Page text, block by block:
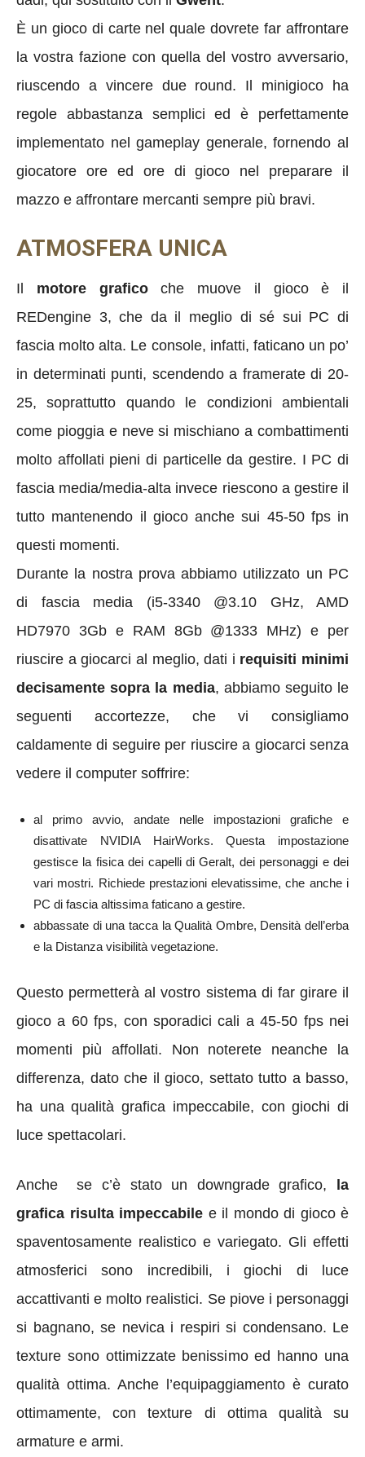
È un gioco di carte nel quale dovrete far affrontare
la vostra fazione con quella del vostro avversario,
riuscendo a vincere due round. Il minigioco ha
regole abbastanza semplici ed è perfettamente
implementato nel gameplay generale, fornendo al
giocatore ore ed ore di gioco nel preparare il
mazzo e affrontare mercanti sempre più bravi.
ATMOSFERA UNICA
Il motore graficoche muove il gioco è il
REDengine 3, che da il meglio di sé sui PC di
fascia molto alta. Le console, infatti, faticano un po’
in determinati punti, scendendo a framerate di 20-
25, soprattutto quando le condizioni ambientali
come pioggia e neve si mischiano a combattimenti
molto affollati pieni di particelle da gestire. I PC di
fascia media/media-alta invece riescono a gestire il
tutto mantenendo il gioco anche sui 45-50 fps in
questi momenti.
Durante la nostra prova abbiamo utilizzato un PC
di fascia media (i5-3340 @3.10 GHz, AMD
HD7970 3Gb e RAM 8Gb @1333 MHz) e per
riuscire a giocarci al meglio, dati i requisiti minimi
decisamente sopra la media, abbiamo seguito le
seguenti accortezze, che vi consigliamo
caldamente di seguire per riuscire a giocarci senza
vedere il computer soffrire:
al primo avvio, andate nelle impostazioni grafiche e
disattivate NVIDIA HairWorks. Questa impostazione
gestisce la fisica dei capelli di Geralt, dei personaggi e dei
vari mostri. Richiede prestazioni elevatissime, che anche i
PC di fascia altissima faticano a gestire.
abbassate di una tacca la Qualità Ombre, Densità dell’erba
e la Distanza visibilità vegetazione.
Questo permetterà al vostro sistema di far girare il
gioco a 60 fps, con sporadici cali a 45-50 fps nei
momenti più affollati. Non noterete neanche la
differenza, dato che il gioco, settato tutto a basso,
ha una qualità grafica impeccabile, con giochi di
luce spettacolari.
Anche se c’è stato un downgrade grafico, la
grafica risulta impeccabile e il mondo di gioco è
spaventosamente realistico e variegato. Gli effetti
atmosferici sono incredibili, i giochi di luce
accattivanti e molto realistici. Se piove i personaggi
si bagnano, se nevica i respiri si condensano. Le
texture sono ottimizzate benissimo ed hanno una
qualità ottima. Anche l’equipaggiamento è curato
ottimamente, con texture di ottima qualità su
armature e armi.